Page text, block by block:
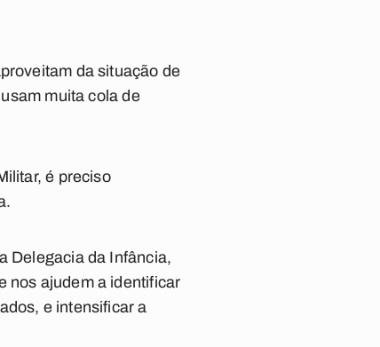
da situação de
muita cola de
é preciso
Delegacia da Infância,
nos ajudem a identificar
e intensificar a